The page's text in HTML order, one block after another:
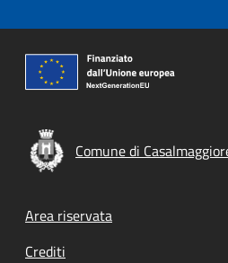
Comune di
Footer menu
Area riservata
Crediti